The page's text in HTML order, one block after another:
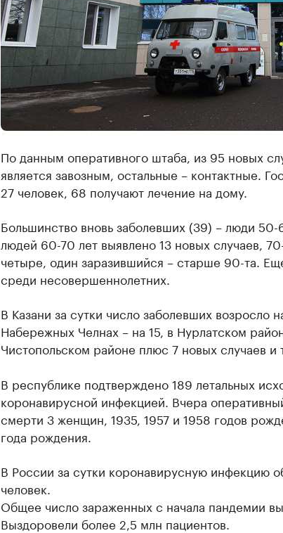
По данным оперативного штаба, из 95 новых
является завозным, остальные – контактные.
27 человек, 68 получают лечение на дому.
Большинство вновь заболевших (39) – люди
людей 60-70 лет выявлено 13 новых случаев,
четыре, один заразившийся – старше 90-та.
среди несовершеннолетних.
В Казани за сутки число заболевших возросло
Набережных Челнах – на 15, в Нурлатском
Чистопольском районе плюс 7 новых случаев и
В республике подтверждено 189 летальных
коронавирусной инфекцией. Вчера
смерти 3 женщин, 1935, 1957 и 1958 годов
года рождения.
В России за сутки коронавирусную инфекцию
человек.
Общее число зараженных с начала пандемии
Выздоровели более 2,5 млн пациентов.